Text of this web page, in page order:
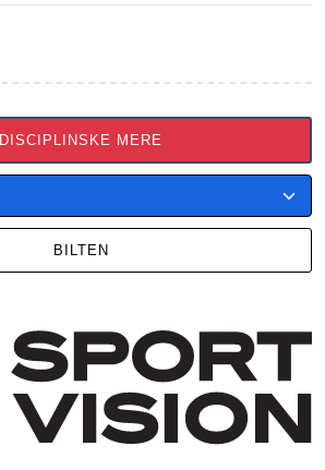
DISCIPLINSKE MERE
BILTEN